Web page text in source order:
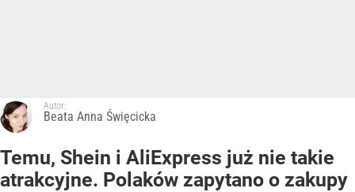
Autor:
Beata Anna Święcicka
Temu, Shein i AliExpress już nie takie
atrakcyjne. Polaków zapytano o zakupy